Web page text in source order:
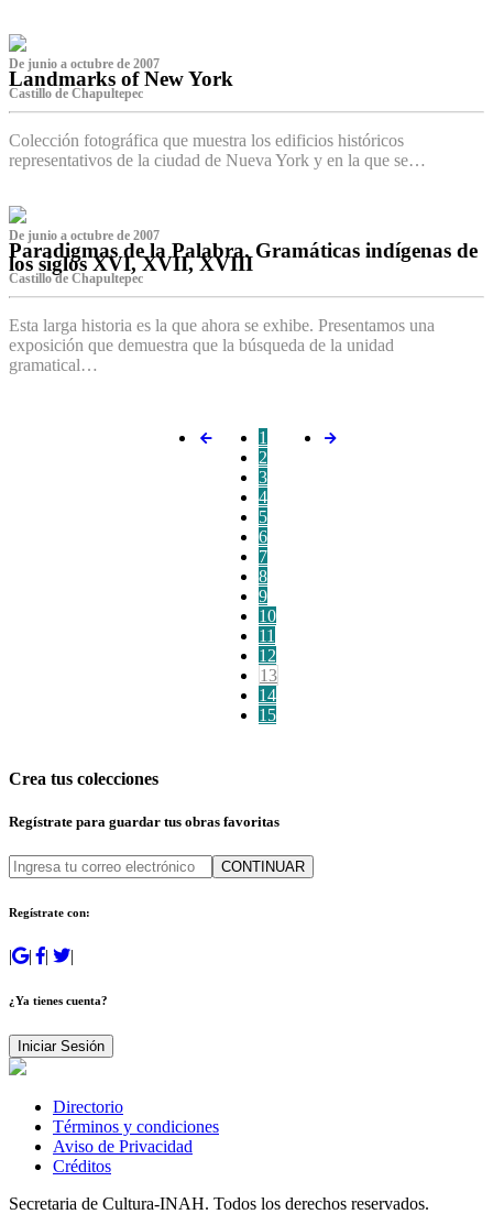
De junio a octubre de 2007
Landmarks of New York
Castillo de Chapultepec
Colección fotográfica que muestra los edificios históricos
representativos de la ciudad de Nueva York y en la que se…
De junio a octubre de 2007
Paradigmas de la Palabra. Gramáticas indígenas de
los siglos XVI, XVII, XVIII
Castillo de Chapultepec
Esta larga historia es la que ahora se exhibe. Presentamos una
exposición que demuestra que la búsqueda de la unidad
gramatical…
1
2
3
4
5
6
7
8
9
10
11
12
13
14
15
Crea tus colecciones
Regístrate para guardar tus obras favoritas
CONTINUAR
Regístrate con:
| | | |
¿Ya tienes cuenta?
Iniciar Sesión
Directorio
Términos y condiciones
Aviso de Privacidad
Créditos
Secretaria de Cultura-INAH. Todos los derechos reservados.